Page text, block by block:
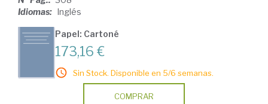
Idiomas: Inglés
Papel: Cartoné
173,16 €
Sin Stock. Disponible en 5/6 semanas.
COMPRAR